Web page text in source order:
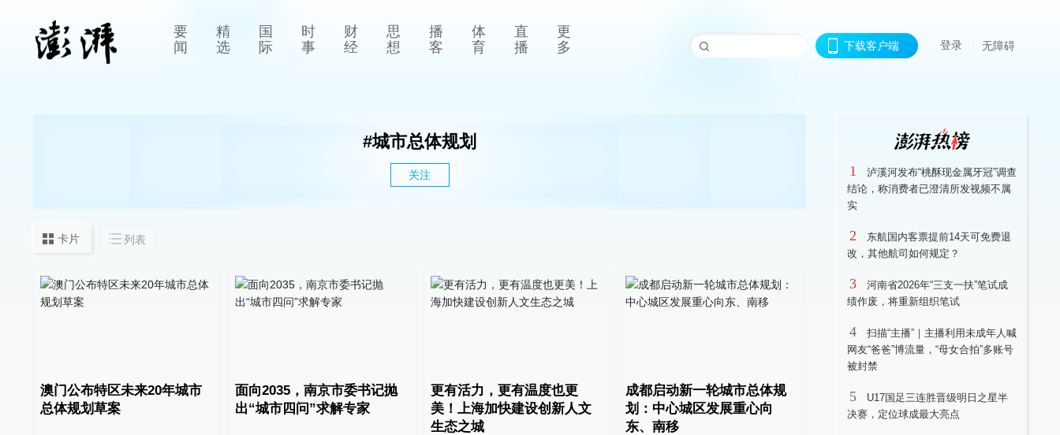
要
闻
精
选
国
际
时
事
财
经
思
想
播
客
体
育
直
播
更
多
下载客户端 登录 无障碍
#城市总体规划
关注
卡片 列表
澳门公布特区未来20年城市
总体规划草案
面向2035，南京市委书记抛
出“城市四问”求解专家
更有活力，更有温度也更
美！上海加快建设创新人文
生态之城
成都启动新一轮城市总体规
划：中心城区发展重心向
东、南移
1
泸溪河发布“桃酥现金属牙冠”调查
结论，称消费者已澄清所发视频不属
实
2
东航国内客票提前14天可免费退
改，其他航司如何规定？
3
河南省2026年“三支一扶”笔试成
绩作废，将重新组织笔试
4
扫描“主播”｜主播利用未成年人喊
网友“爸爸”博流量，“母女合拍”多账号
被封禁
5
U17国足三连胜晋级明日之星半
决赛，定位球成最大亮点